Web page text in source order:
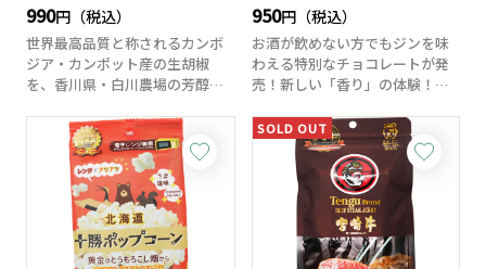
990円（税込）
世界最高品質と称されるカンボ
ジア・カンポット産の生胡椒
を、香川県・白川農場の芳醇な
950円（税込）
お酒が飲めない方でもジンを味
わえる特別なチョコレートが発
売！新しい「香り」の体験！ひ
SOLD OUT